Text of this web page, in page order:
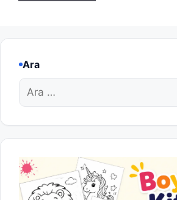
Ara
için
ara